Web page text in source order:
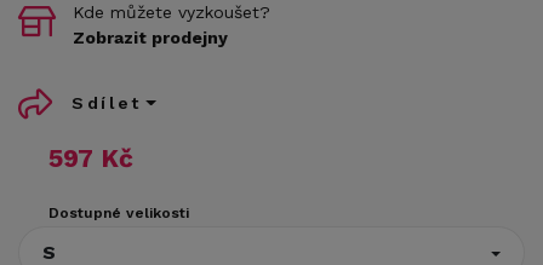
597 Kč
Dostupné velikosti
S
Kde můžete vyzkoušet?
Zobrazit prodejny
Sdílet